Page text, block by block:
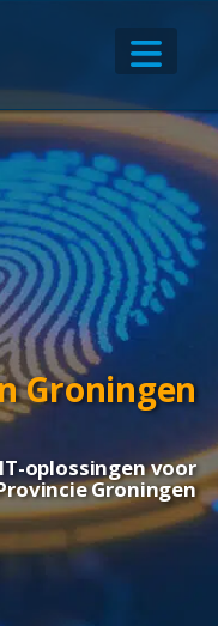
Groningen
oplossingen voor
Groningen